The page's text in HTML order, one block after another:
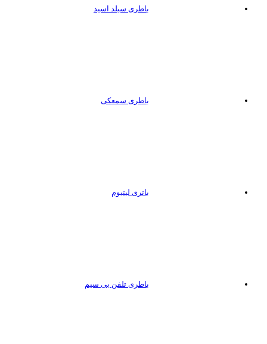
باطری سیلد اسید
باطری سمعکی
باتری لیتیوم
باطری تلفن بی سیم